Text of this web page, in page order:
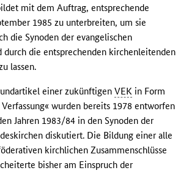
mit dem Auftrag, entsprechende
1985 zu unterbreiten, um sie
die Synoden der evangelischen
durch die entsprechenden kirchenleitenden
lassen.
einer zukünftigenVEK in Form
wurden bereits 1978 entworfen
Jahren 1983/84 in den Synoden der
diskutiert. Die Bildung einer alle
kirchlichen Zusammenschlüsse
bisher am Einspruch der